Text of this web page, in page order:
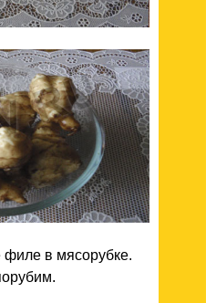
филе в мясорубке.